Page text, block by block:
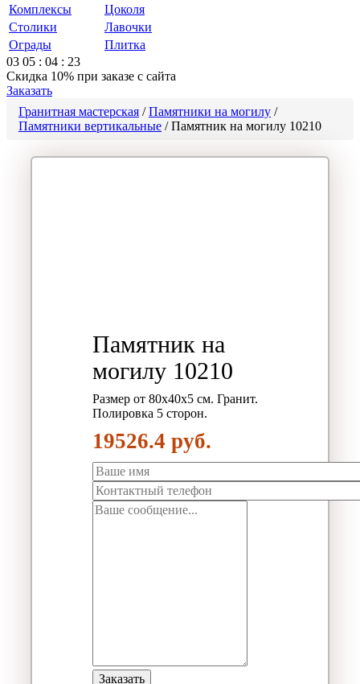
Комплексы
Цоколя
Столики
Лавочки
Ограды
Плитка
03 05 : 04 : 23
Скидка 10% при заказе с сайта
Заказать
Гранитная мастерская /Памятники на могилу /
Памятники вертикальные /Памятник на могилу 10210
Памятник на
могилу 10210
Размер от 80х40х5 см. Гранит.
Полировка 5 сторон.
19526.4 руб.